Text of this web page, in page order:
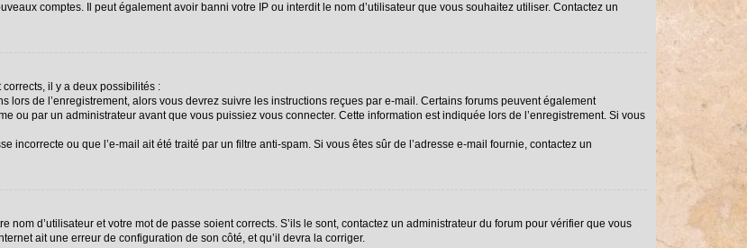
comptes. Il peut également avoir banni votre IP ou interdit le nom d’utilisateur que vous souhaitez utiliser. Contactez un
corrects, il y a deux possibilités :
lors de l’enregistrement, alors vous devrez suivre les instructions reçues par e-mail. Certains forums peuvent également
ou par un administrateur avant que vous puissiez vous connecter. Cette information est indiquée lors de l’enregistrement. Si vous
incorrecte ou que l’e-mail ait été traité par un filtre anti-spam. Si vous êtes sûr de l’adresse e-mail fournie, contactez un
d’utilisateur et votre mot de passe soient corrects. S’ils le sont, contactez un administrateur du forum pour vérifier que vous
ait une erreur de configuration de son côté, et qu’il devra la corriger.